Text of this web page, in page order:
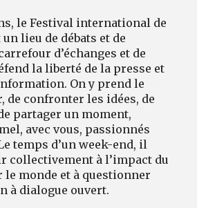
le Festival international de
lieu de débats et de
d’échanges et de
la liberté de la presse et
On y prend le
de confronter les idées, de
partager un moment,
avec vous, passionnés
temps d’un week-end, il
collectivement à l’impact du
monde et à questionner
à dialogue ouvert.